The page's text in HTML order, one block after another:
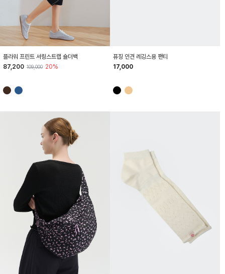
플라워 프린트 셔링스트랩 숄더백
87,200 109,000 20%
퓨징 인견 레깅스용 팬티
17,000